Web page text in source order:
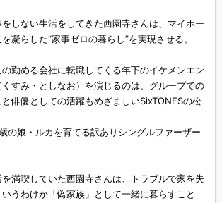
しない生活をしてきた西園寺さんは、マイホー
凝らした“家事ゼロの暮らし”を実現させる。
勤める会社に転職してくる年下のイケメンエン
すみ・としなお）を演じるのは、グループでの
俳優としての活躍もめざましいSixTONESの松
の娘・ルカを育てる訳ありシングルファーザー
満喫していた西園寺さんは、トラブルで家を失
うわけか「偽家族」として一緒に暮らすこと